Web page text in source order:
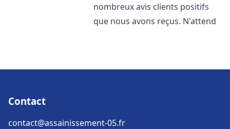
nombreux avis clients positifs
que nous avons reçus. N'attend
Contact
contact@assainissement-05.fr